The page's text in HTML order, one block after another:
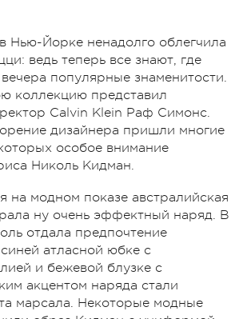
Нью-Йорке ненадолго облегчила
ведь теперь все знают, где
популярные знаменитости.
коллекцию представил
Calvin Klein Раф Симонс.
дизайнера пришли многие
особое внимание
Николь Кидман.
на модном показе австралийская
ну очень эффектный наряд. В
отдала предпочтение
атласной юбке с
и бежевой блузке с
акцентом наряда стали
марсала. Некоторые модные